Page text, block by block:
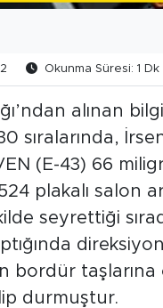
Okunma Süresi: 1 Dk
alınan
sıralarında,
(E-43) 66
plakalı salon
seyrettiği
bordür taşlarına
durmuştur.